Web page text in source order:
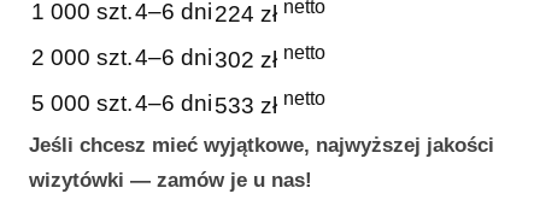
1 000 szt.4–6 dni224 zł netto
2 000 szt.4–6 dni302 zł netto
5 000 szt.4–6 dni533 zł netto
Jeśli chcesz mieć wyjątkowe, najwyższej jakości
wizytówki — zamów je u nas!